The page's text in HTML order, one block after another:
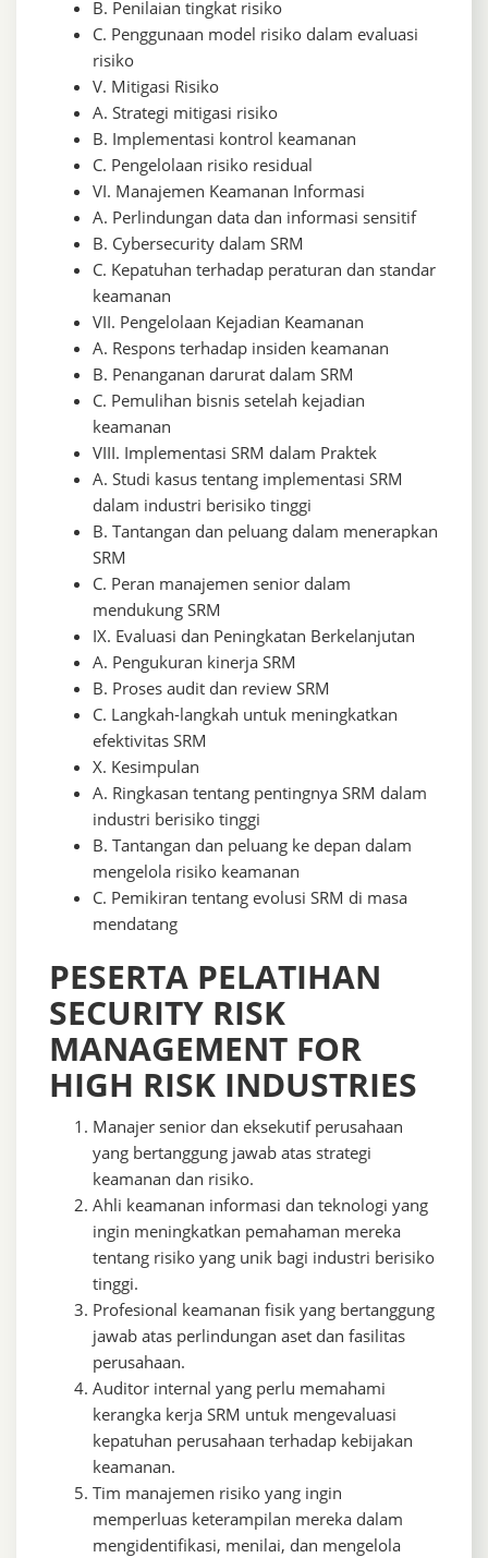
B. Penilaian tingkat risiko
C. Penggunaan model risiko dalam evaluasi
risiko
V. Mitigasi Risiko
A. Strategi mitigasi risiko
B. Implementasi kontrol keamanan
C. Pengelolaan risiko residual
VI. Manajemen Keamanan Informasi
A. Perlindungan data dan informasi sensitif
B. Cybersecurity dalam SRM
C. Kepatuhan terhadap peraturan dan standar
keamanan
VII. Pengelolaan Kejadian Keamanan
A. Respons terhadap insiden keamanan
B. Penanganan darurat dalam SRM
C. Pemulihan bisnis setelah kejadian
keamanan
VIII. Implementasi SRM dalam Praktek
A. Studi kasus tentang implementasi SRM
dalam industri berisiko tinggi
B. Tantangan dan peluang dalam menerapkan
SRM
C. Peran manajemen senior dalam
mendukung SRM
IX. Evaluasi dan Peningkatan Berkelanjutan
A. Pengukuran kinerja SRM
B. Proses audit dan review SRM
C. Langkah-langkah untuk meningkatkan
efektivitas SRM
X. Kesimpulan
A. Ringkasan tentang pentingnya SRM dalam
industri berisiko tinggi
B. Tantangan dan peluang ke depan dalam
mengelola risiko keamanan
C. Pemikiran tentang evolusi SRM di masa
mendatang
PESERTA PELATIHAN
SECURITY RISK
MANAGEMENT FOR
HIGH RISK INDUSTRIES
Manajer senior dan eksekutif perusahaan
yang bertanggung jawab atas strategi
keamanan dan risiko.
Ahli keamanan informasi dan teknologi yang
ingin meningkatkan pemahaman mereka
tentang risiko yang unik bagi industri berisiko
tinggi.
Profesional keamanan fisik yang bertanggung
jawab atas perlindungan aset dan fasilitas
perusahaan.
Auditor internal yang perlu memahami
kerangka kerja SRM untuk mengevaluasi
kepatuhan perusahaan terhadap kebijakan
keamanan.
Tim manajemen risiko yang ingin
memperluas keterampilan mereka dalam
mengidentifikasi, menilai, dan mengelola